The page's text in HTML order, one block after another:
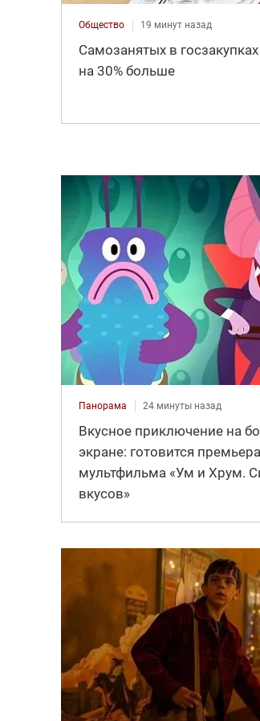
Общество 19 минут назад
Самозанятых в
на 30% больше
Панорама 24 минуты назад
Вкусное приключение на
экране: готовится премьера
мультфильма «Ум и Хрум.
вкусов»